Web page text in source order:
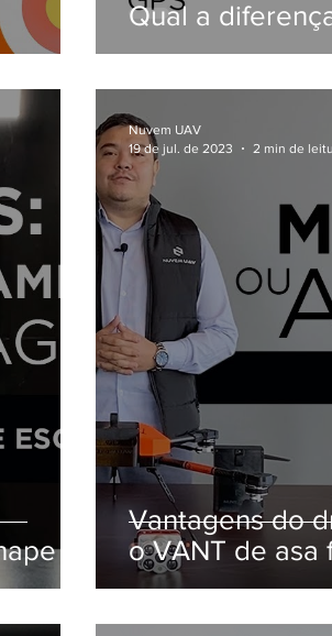
Qual a
Vantagens do
o VANT de asa
Nuvem UAV
19 de jul. de 2023
2 min de